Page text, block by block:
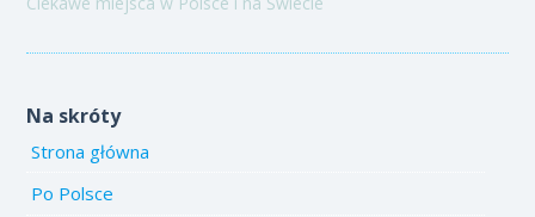
Na skróty
Strona główna
Po Polsce